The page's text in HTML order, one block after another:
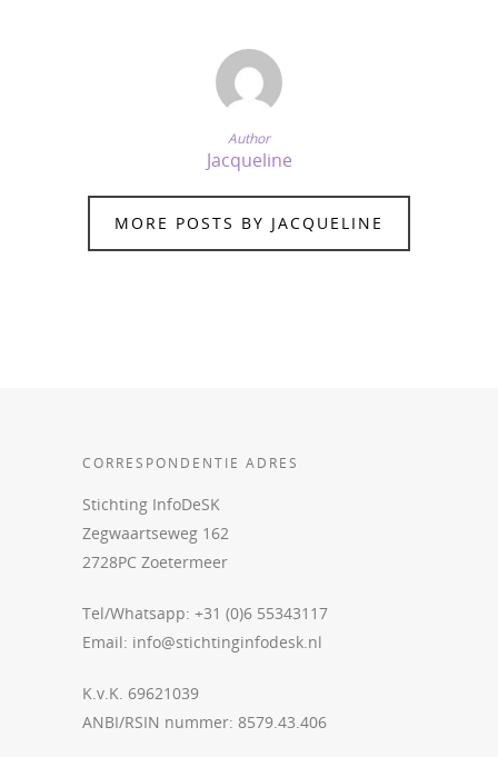
Author
Jacqueline
MORE POSTS BY JACQUELINE
CORRESPONDENTIE ADRES
Stichting InfoDeSK
Zegwaartseweg 162
2728PC Zoetermeer
Tel/Whatsapp: +31 (0)6 55343117
Email: info@stichtinginfodesk.nl
K.v.K. 69621039
ANBI/RSIN nummer: 8579.43.406